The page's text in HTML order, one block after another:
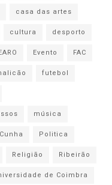
casa das artes
cultura
desporto
Evento
FAC
futebol
música
Politica
Religião
Ribeirão
de Coimbra